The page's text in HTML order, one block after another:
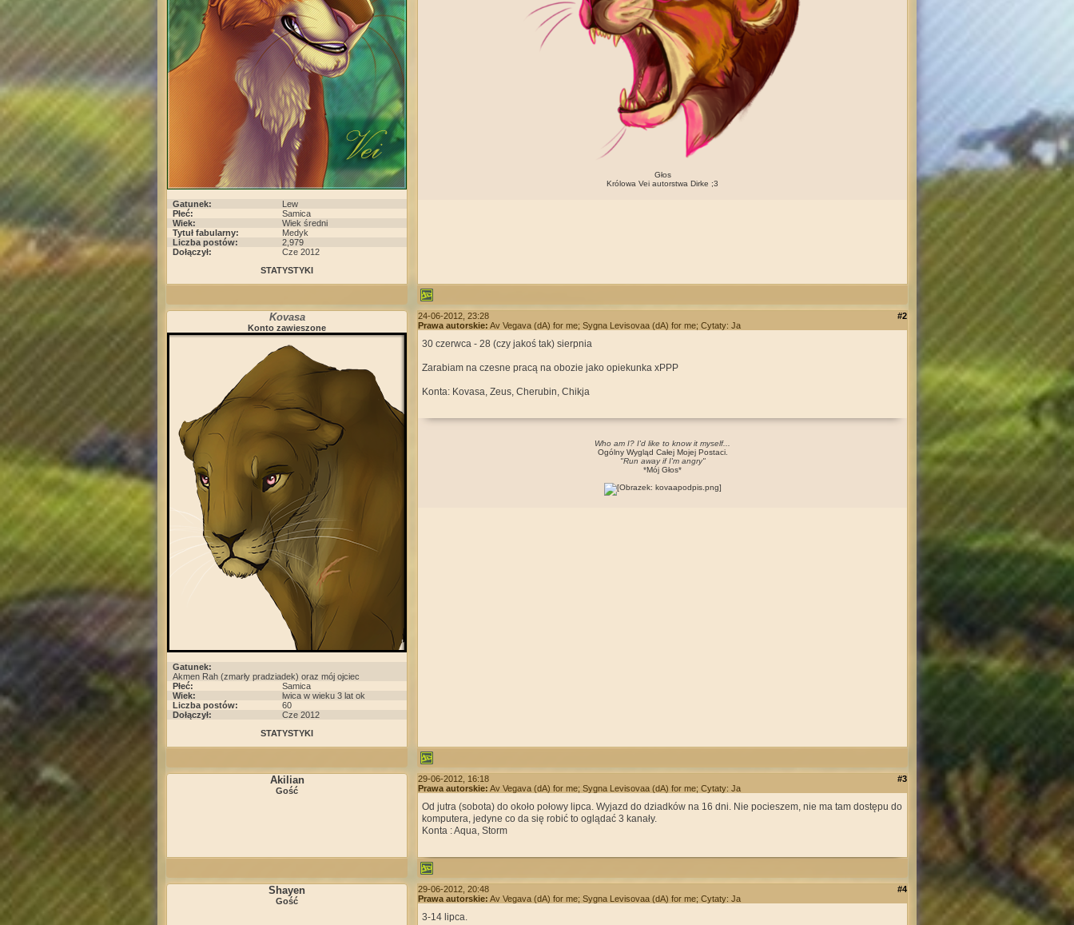
Gatunek:
Lew
Płeć:
Samica
Wiek:
Wiek średni
Tytuł fabularny:
Medyk
Liczba postów:
2,979
Dołączył:
Cze 2012
STATYSTYKI
Głos
Królowa Vei autorstwa Dirke ;3
Kovasa
Konto zawieszone
Gatunek:
Akmen Rah (zmarły pradziadek) oraz mój ojciec
Płeć:
Samica
Wiek:
lwica w wieku 3 lat ok
Liczba postów:
60
Dołączył:
Cze 2012
STATYSTYKI
#2
24-06-2012, 23:28
Prawa autorskie: Av Vegava (dA) for me; Sygna Levisovaa (dA) for me; Cytaty: Ja
30 czerwca - 28 (czy jakoś tak) sierpnia
Zarabiam na czesne pracą na obozie jako opiekunka xPPP
Konta: Kovasa, Zeus, Cherubin, Chikja
Who am I? I'd like to know it myself...
Ogólny Wygląd Całej Mojej Postaci.
"Run away if I'm angry"
*Mój Głos*
Akilian
Gość
#3
29-06-2012, 16:18
Prawa autorskie: Av Vegava (dA) for me; Sygna Levisovaa (dA) for me; Cytaty: Ja
Od jutra (sobota) do około połowy lipca. Wyjazd do dziadków na 16 dni. Nie pocieszem, nie ma tam dostępu do
komputera, jedyne co da się robić to oglądać 3 kanały.
Konta : Aqua, Storm
Shayen
Gość
#4
29-06-2012, 20:48
Prawa autorskie: Av Vegava (dA) for me; Sygna Levisovaa (dA) for me; Cytaty: Ja
3-14 lipca.